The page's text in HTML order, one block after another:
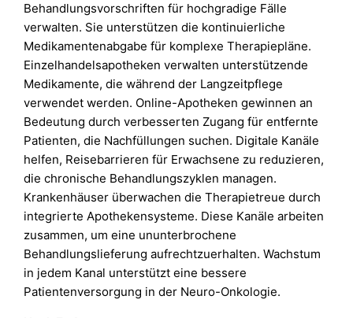
Behandlungsvorschriften für hochgradige Fälle
verwalten. Sie unterstützen die kontinuierliche
Medikamentenabgabe für komplexe Therapiepläne.
Einzelhandelsapotheken verwalten unterstützende
Medikamente, die während der Langzeitpflege
verwendet werden. Online-Apotheken gewinnen an
Bedeutung durch verbesserten Zugang für entfernte
Patienten, die Nachfüllungen suchen. Digitale Kanäle
helfen, Reisebarrieren für Erwachsene zu reduzieren,
die chronische Behandlungszyklen managen.
Krankenhäuser überwachen die Therapietreue durch
integrierte Apothekensysteme. Diese Kanäle arbeiten
zusammen, um eine ununterbrochene
Behandlungslieferung aufrechtzuerhalten. Wachstum
in jedem Kanal unterstützt eine bessere
Patientenversorgung in der Neuro-Onkologie.